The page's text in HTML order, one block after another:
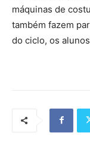
máquinas de
também fazem
do ciclo, os